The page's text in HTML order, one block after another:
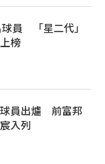
員 「星二代」
榜
員出爐 前富邦
入列